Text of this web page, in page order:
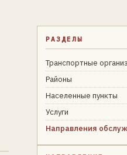
РАЗДЕЛЫ
Транспортные
Районы
Населенные пункты
Услуги
Направления